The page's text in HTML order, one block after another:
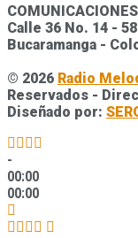
Calle 36 No. 14 -
Bucaramanga -
© 2026 Radio
Reservados -
Diseñado por:
-
00:00
00:00